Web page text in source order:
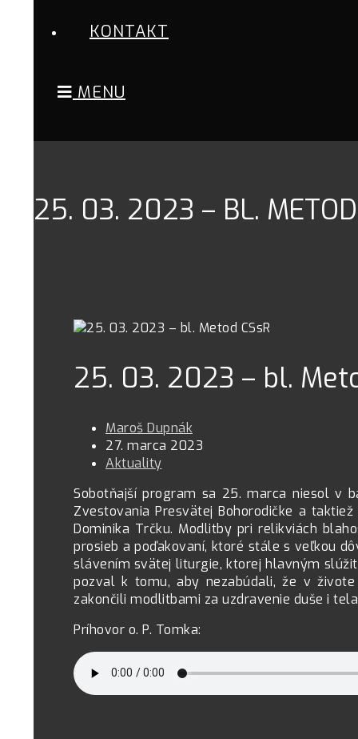
KONTAKT
MENU
25. 03. 2023 – BL. METOD
25. 03. 2023 – bl.
Maroš Dupnák
27. marca 2023
Aktuality
Sobotňajší program sa 25. marca niesol v
Zvestovania Presvätej Bohorodičke a
Dominika Trčku. Modlitby pri relikviách
prosieb a poďakovaní, ktoré stále s veľkou
slávením svätej liturgie, ktorej hlavným
pozval k tomu, aby nezabúdali, že v
zakončili modlitbami za uzdravenie duše i
Príhovor o. P. Tomka: